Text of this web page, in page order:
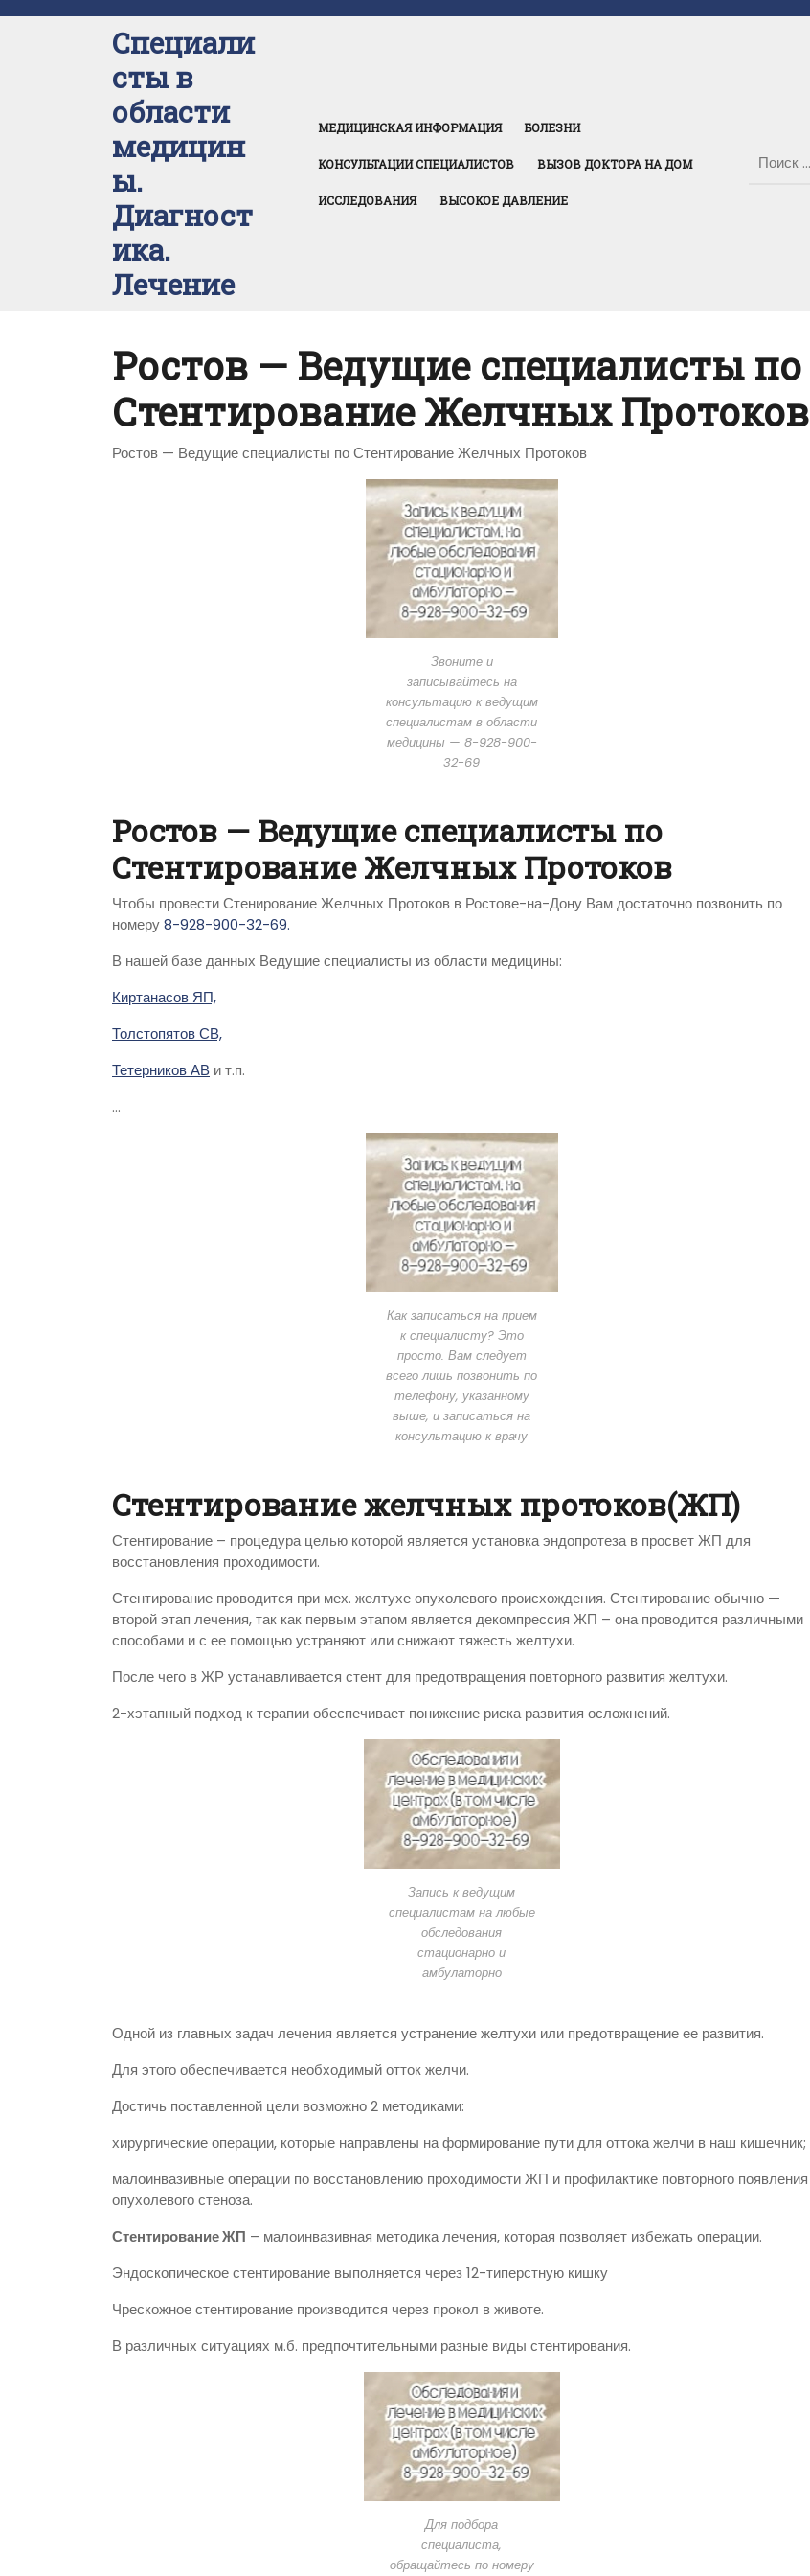
Специали
сты в
области
медицин
ы.
Диагност
ика.
Лечение
МЕДИЦИНСКАЯ ИНФОРМАЦИЯ БОЛЕЗНИ
КОНСУЛЬТАЦИИ СПЕЦИАЛИСТОВ ВЫЗОВ ДОКТОРА НА ДОМ
ИССЛЕДОВАНИЯ ВЫСОКОЕ ДАВЛЕНИЕ
Ростов — Ведущие специалисты по
Стентирование Желчных Протоков
Ростов — Ведущие специалисты по Стентирование Желчных Протоков
Звоните и
записывайтесь на
консультацию к ведущим
специалистам в области
медицины — 8-928-900-
32-69
Ростов — Ведущие специалисты по
Стентирование Желчных Протоков
Чтобы провести Стенирование Желчных Протоков в Ростове-на-Дону Вам достаточно позвонить по
номеру8-928-900-32-69.
В нашей базе данных Ведущие специалисты из области медицины:
Киртанасов ЯП,
Толстопятов СВ,
Тетерников АВ и т.п.
…
Как записаться на прием
к специалисту? Это
просто. Вам следует
всего лишь позвонить по
телефону, указанному
выше, и записаться на
консультацию к врачу
Стентирование желчных протоков(ЖП)
Стентирование – процедура целью которой является установка эндопротеза в просвет ЖП для
восстановления проходимости.
Стентирование проводится при мех. желтухе опухолевого происхождения. Стентирование обычно —
второй этап лечения, так как первым этапом является декомпрессия ЖП – она проводится различными
способами и с ее помощью устраняют или снижают тяжесть желтухи.
После чего в ЖР устанавливается стент для предотвращения повторного развития желтухи.
2-хэтапный подход к терапии обеспечивает понижение риска развития осложнений.
Запись к ведущим
специалистам на любые
обследования
стационарно и
амбулаторно
Одной из главных задач лечения является устранение желтухи или предотвращение ее развития.
Для этого обеспечивается необходимый отток желчи.
Достичь поставленной цели возможно 2 методиками:
хирургические операции, которые направлены на формирование пути для оттока желчи в наш кишечник;
малоинвазивные операции по восстановлению проходимости ЖП и профилактике повторного появления
опухолевого стеноза.
Стентирование ЖП – малоинвазивная методика лечения, которая позволяет избежать операции.
Эндоскопическое стентирование выполняется через 12-типерстную кишку
Чрескожное стентирование производится через прокол в животе.
В различных ситуациях м.б. предпочтительными разные виды стентирования.
Для подбора
специалиста,
обращайтесь по номеру